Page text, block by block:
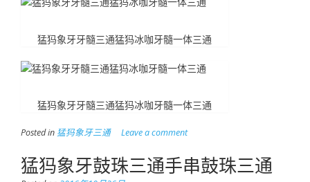
猛犸象牙牙髓三通猛犸冰咖牙髓一体三通
猛犸象牙牙髓三通猛犸冰咖牙髓一体三通
Posted in 猛犸象牙三通 Leave a comment
猛犸象牙鼓珠三通手串鼓珠三通